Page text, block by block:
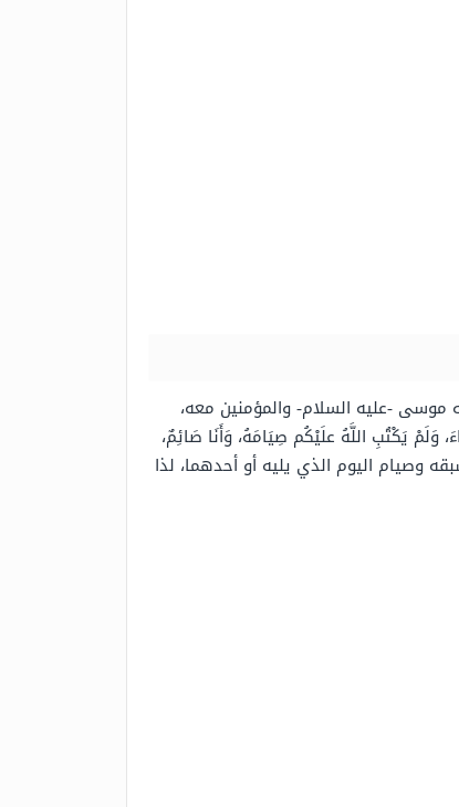
موسى -عليه السلام- والمؤمنين معه،
يَكْتُبِ اللَّهُ علَيْكُم صِيَامَهُ، وَأَنَا صَائِمٌ،
وصيام اليوم الذي يليه أو أحدهما، لذا